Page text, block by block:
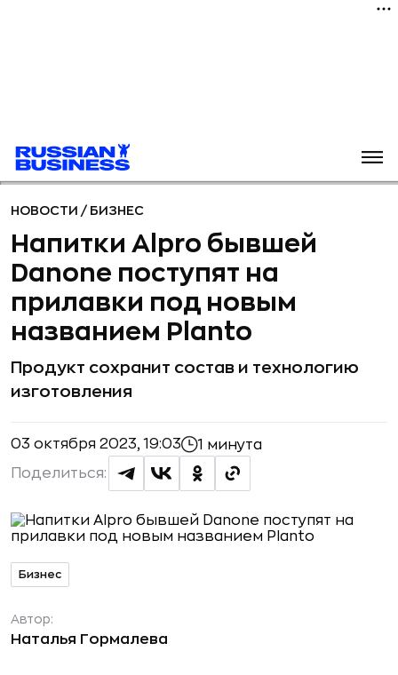
НОВОСТИ / БИЗНЕС
Напитки Alpro бывшей
Danone поступят на
прилавки под новым
названием Planto
Продукт сохранит состав и технологию
изготовления
03 октября 2023, 19:03 1 минута
Поделиться:
Бизнес
Автор:
Наталья Гормалева